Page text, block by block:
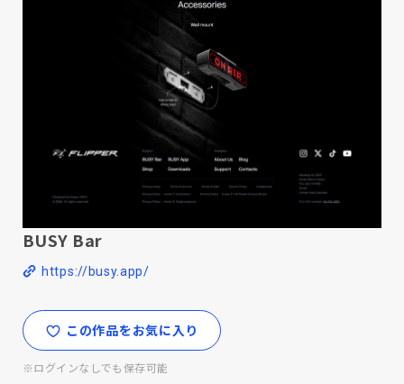
BUSY Bar
https://busy.app/
この作品をお気に入り
※ログインなしでも保存可能